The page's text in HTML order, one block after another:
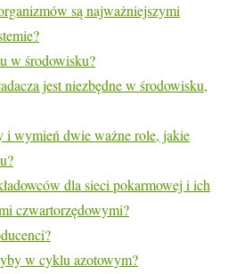
są najważniejszymi
w środowisku?
jest niezbędne w środowisku,
i wymień dwie ważne role, jakie
dla sieci pokarmowej i ich
czwartorzędowymi?
w cyklu azotowym?